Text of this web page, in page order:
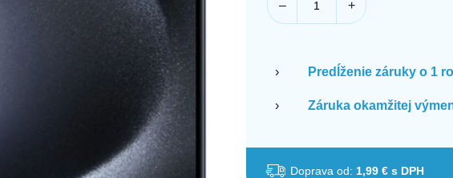
– +
› Predĺženie záruky o 1
› Záruka okamžitej
Doprava od: 1,99 € s DPH